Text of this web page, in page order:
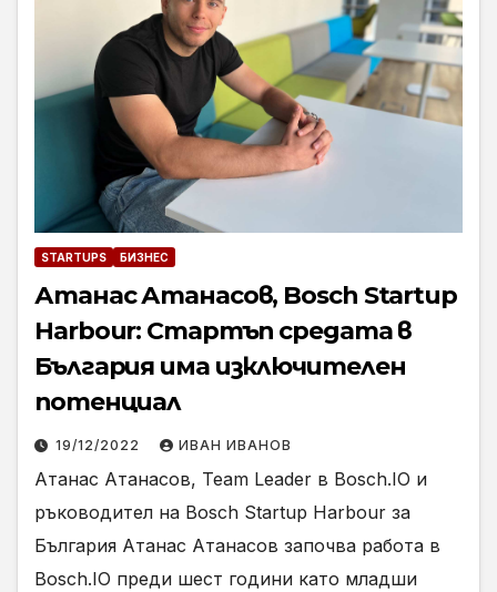
STARTUPS БИЗНЕС
Атанас Атанасов, Bosch Startup
Harbour: Стартъп средата в
България има изключителен
потенциал
19/12/2022 ИВАН ИВАНОВ
Атанас Атанасов, Team Leader в Bosch.IO и
ръководител на Bosch Startup Harbour за
България Атанас Атанасов започва работа в
Bosch.IO преди шест години като младши